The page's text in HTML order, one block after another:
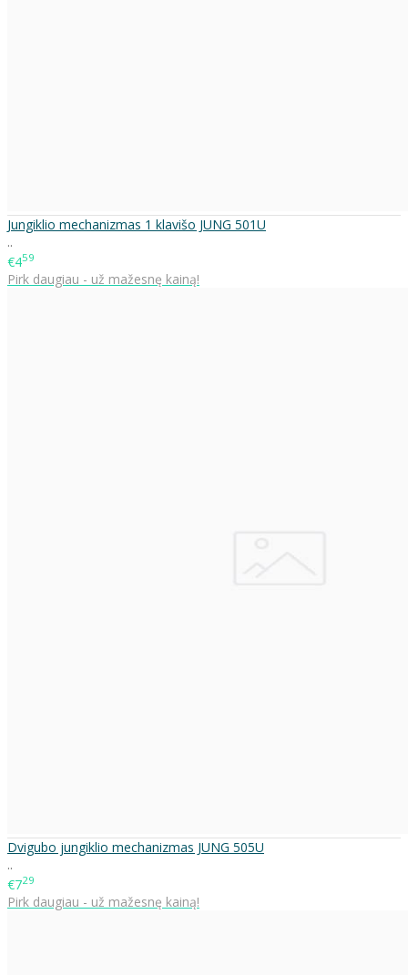
Jungiklio mechanizmas 1 klavišo JUNG 501U
..
€459
Pirk daugiau - už mažesnę kainą!
Dvigubo jungiklio mechanizmas JUNG 505U
..
€729
Pirk daugiau - už mažesnę kainą!